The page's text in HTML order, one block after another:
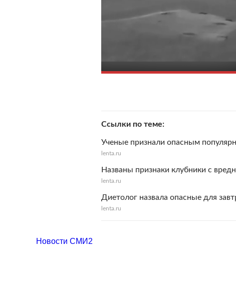
Ссылки по теме
Ученые признали опасным
lenta.ru
Названы признаки клубники с
lenta.ru
Диетолог назвала опасные для
lenta.ru
Новости СМИ2